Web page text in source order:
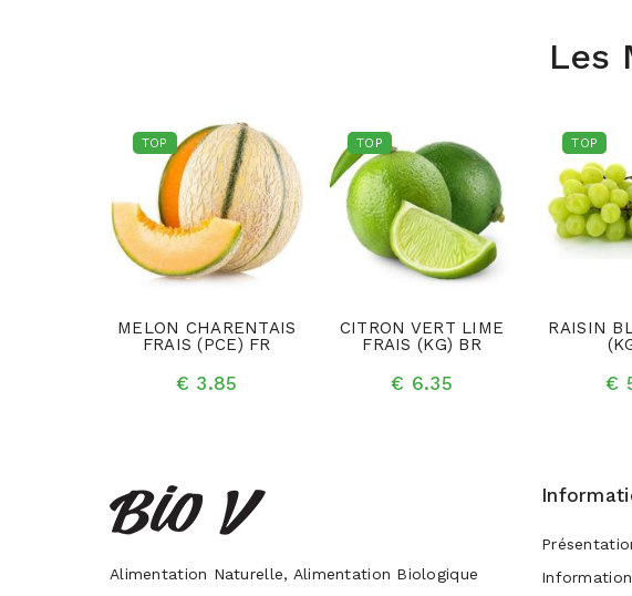
Les
TOP
MELON CHARENTAIS
FRAIS (PCE) FR
€ 3.85
TOP
CITRON VERT LIME
FRAIS (KG) BR
€ 6.35
TOP
RAISIN
€
Alimentation Naturelle, Alimentation Biologique